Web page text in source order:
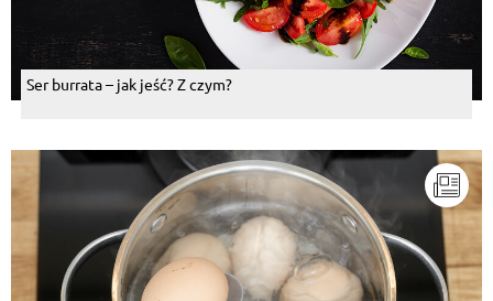
Ser burrata – jak jeść? Z czym?